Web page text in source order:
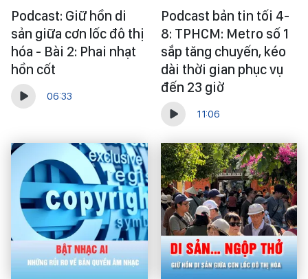
Podcast: Giữ hồn di
sản giữa cơn lốc đô thị
hóa - Bài 2: Phai nhạt
hồn cốt
06:33
Podcast bản tin tối 4-
8: TPHCM: Metro số 1
sắp tăng chuyến, kéo
dài thời gian phục vụ
đến 23 giờ
11:06